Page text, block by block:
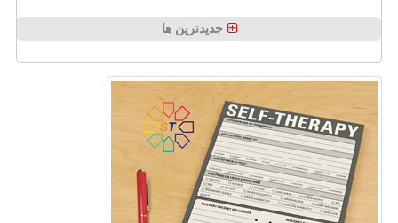
جدیدترین ها